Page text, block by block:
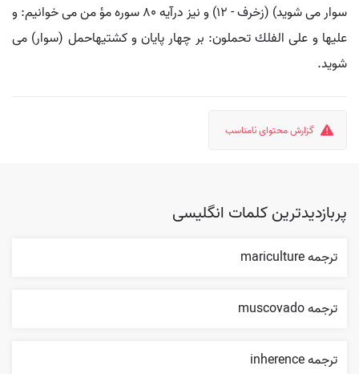
سوار مى شويد) (زخرف - 12) و نيز درآيه 80 سوره مؤ من مى خوانيم: و
عليها و على الفلك تحملون: بر چهار پايان و كشتيهاحمل (سوار) مى
شويد.
گزارش محتوای نامناسب
پربازدیدترین کلمات انگلیسی
ترجمه mariculture
ترجمه muscovado
ترجمه inherence